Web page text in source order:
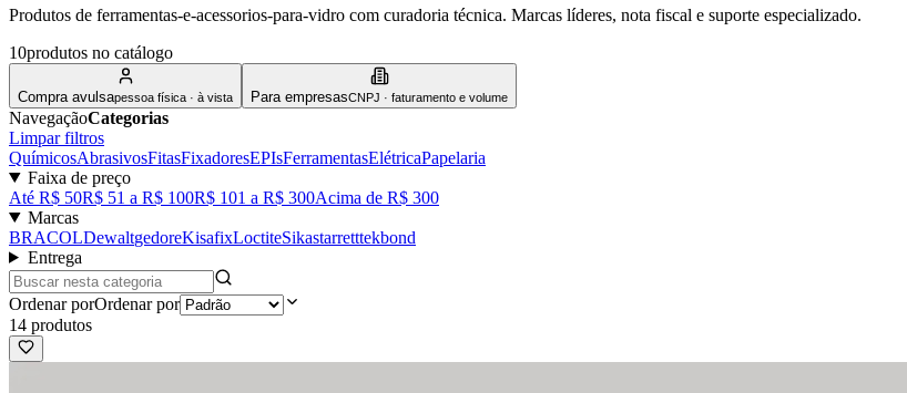
Produtos de ferramentas-e-acessorios-para-vidro com curadoria técnica. Marcas líderes, nota fiscal e suporte especializado.
10produtos no catálogo
Compra avulsapessoa física · à vista Para empresasCNPJ · faturamento e volume
NavegaçãoCategorias
Limpar filtros
QuímicosAbrasivosFitasFixadoresEPIsFerramentasElétricaPapelaria
Faixa de preço
Até R$ 50R$ 51 a R$ 100R$ 101 a R$ 300Acima de R$ 300
Marcas
BRACOLDewaltgedoreKisafixLoctiteSikastarretttekbond
Entrega
Ordenar porOrdenar por
14 produtos